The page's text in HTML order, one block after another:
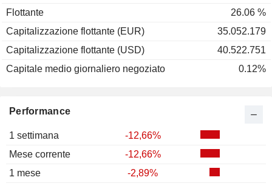
Performance
1 settimana
-12,66%
Mese corrente
-12,66%
1 mese
-2,89%
Flottante
26.06 %
Capitalizzazione flottante (EUR)
35.052.179
Capitalizzazione flottante (USD)
40.522.751
Capitale medio giornaliero negoziato
0.12%